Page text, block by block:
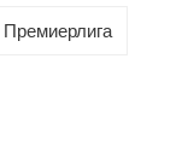
Премиерлига